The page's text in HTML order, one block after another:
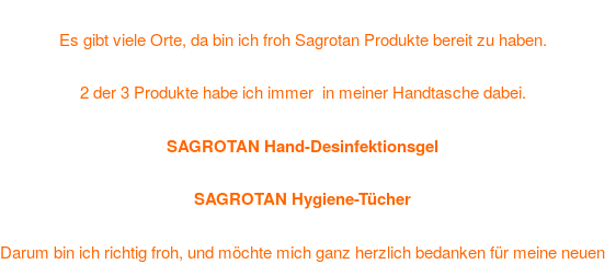
Es gibt viele Orte, da bin ich froh Sagrotan Produkte bereit zu haben.
2 der 3 Produkte habe ich immer in meiner Handtasche dabei.
SAGROTAN Hand-Desinfektionsgel
SAGROTAN Hygiene-Tücher
Darum bin ich richtig froh, und möchte mich ganz herzlich bedanken für meine neuen